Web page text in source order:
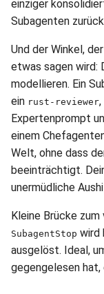
einziger
Subagenten
Und der Winkel,
etwas sagen wird:
modellieren. Ein
ein rust-reviewer,
Expertenprompt
einem
Welt, ohne dass
beeinträchtigt.
unermüdliche
Kleine Brücke
SubagentStop wird
ausgelöst. Ideal,
gegengelesen hat,